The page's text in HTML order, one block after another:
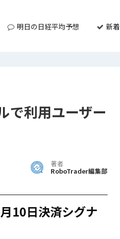
明日の日経平均予想 新着
で利用ユーザー
著者
RoboTrader編集部
10日決済シグナ